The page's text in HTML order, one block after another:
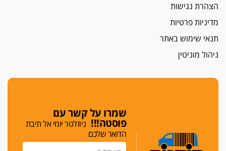
הצהרת נגישות
מדיניות פרטיות
תנאי שימוש באתר
ניהול מוניטין
שמרו על קשר עם
פוסטה!!! ניוזלטר יומי אל תיבת
הדואר שלכם